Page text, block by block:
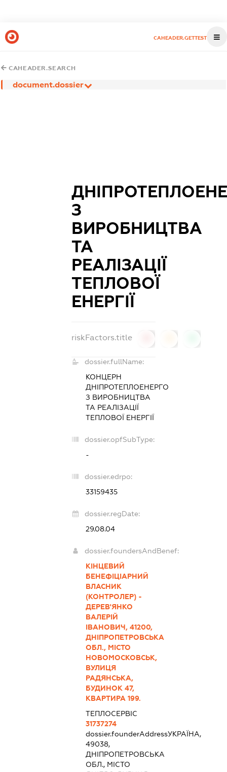
CAHEADER.GETTEST
CAHEADER.SEARCH
document.dossier
З
ВИРОБНИЦТВА
ТА
РЕАЛІЗАЦІЇ
ТЕПЛОВОЇ
ЕНЕРГІЇ
riskFactors.title
dossier.fullName:
КОНЦЕРН
ДНІПРОТЕПЛОЕНЕРГО
З ВИРОБНИЦТВА
ТА РЕАЛІЗАЦІЇ
ТЕПЛОВОЇ ЕНЕРГІЇ
dossier.opfSubType:
-
dossier.edrpo:
33159435
dossier.regDate:
29.08.04
dossier.foundersAndBenef:
КІНЦЕВИЙ
БЕНЕФІЦІАРНИЙ
ВЛАСНИК
(КОНТРОЛЕР) -
ДЕРЕВ'ЯНКО
ВАЛЕРІЙ
ІВАНОВИЧ, 41200,
ДНІПРОПЕТРОВСЬКА
ОБЛ., МІСТО
НОВОМОСКОВСЬК,
ВУЛИЦЯ
РАДЯНСЬКА,
БУДИНОК 47,
КВАРТИРА 199.
ТЕПЛОСЕРВІС
31737274
dossier.founderAddressУКРАЇНА,
49038,
ДНІПРОПЕТРОВСЬКА
ОБЛ., МІСТО